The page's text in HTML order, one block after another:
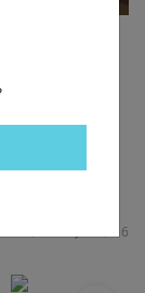
наш дом» 💬
6